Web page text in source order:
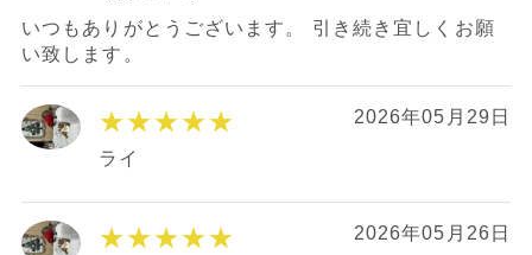
いつもありがとうございます。 引き続き宜しくお願
い致します。
★★★★★ 2026年05月29日
ライ
★★★★★ 2026年05月26日